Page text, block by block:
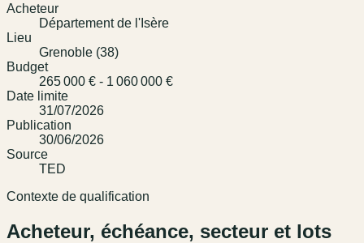
Acheteur
Département de l'Isère
Lieu
Grenoble (38)
Budget
265 000 € - 1 060 000 €
Date limite
31/07/2026
Publication
30/06/2026
Source
TED
Contexte de qualification
Acheteur, échéance, secteur et lots